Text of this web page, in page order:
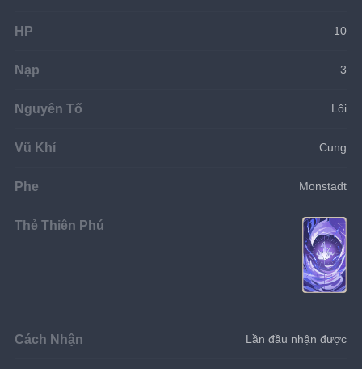
HP 10
Nạp 3
Nguyên Tố Lôi
Vũ Khí Cung
Phe Monstadt
Thẻ Thiên Phú
Cách Nhận Lần đầu nhận được